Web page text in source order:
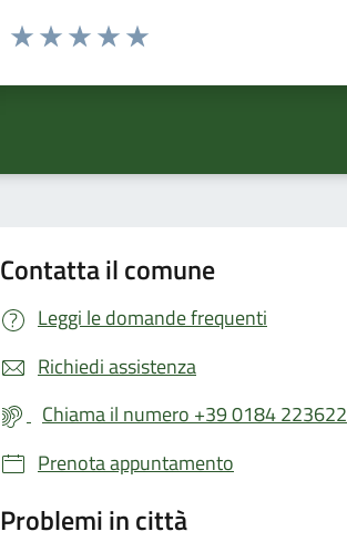
Valuta da 1 a 5 stelle la pagina
Contatta il comune
Leggi le domande frequenti
Richiedi assistenza
Chiama il numero +39 0184 223622
Prenota appuntamento
Problemi in città